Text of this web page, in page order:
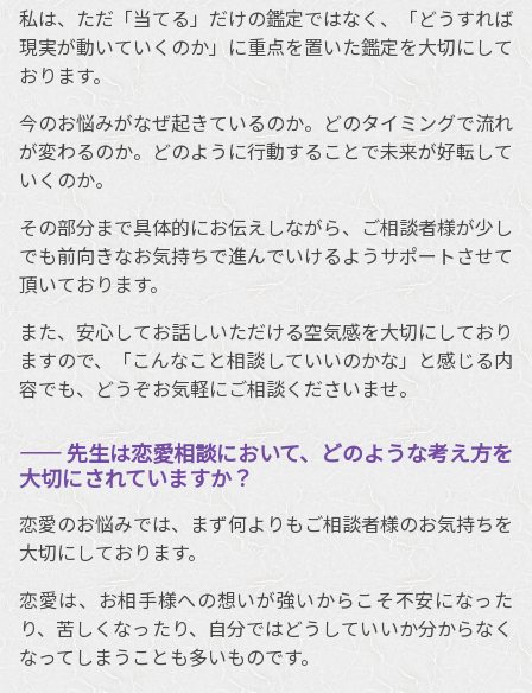
私は、ただ「当てる」だけの鑑定ではなく、「どうすれば
現実が動いていくのか」に重点を置いた鑑定を大切にして
おります。
今のお悩みがなぜ起きているのか。どのタイミングで流れ
が変わるのか。どのように行動することで未来が好転して
いくのか。
その部分まで具体的にお伝えしながら、ご相談者様が少し
でも前向きなお気持ちで進んでいけるようサポートさせて
頂いております。
また、安心してお話しいただける空気感を大切にしており
ますので、「こんなこと相談していいのかな」と感じる内
容でも、どうぞお気軽にご相談くださいませ。
―― 先生は恋愛相談において、どのような考え方を
大切にされていますか？
恋愛のお悩みでは、まず何よりもご相談者様のお気持ちを
大切にしております。
恋愛は、お相手様への想いが強いからこそ不安になった
り、苦しくなったり、自分ではどうしていいか分からなく
なってしまうことも多いものです。